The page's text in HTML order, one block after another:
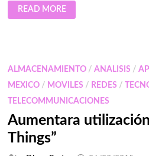
APLICACIONES
PARA
LAS
READ MORE
ALMACENAMIENTO/ ANALISIS /
MEXICO/ MOVILES / REDES /
TELECOMMUNICACIONES
Aumentara
Things”